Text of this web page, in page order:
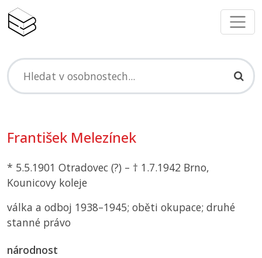
František Melezínek
* 5.5.1901 Otradovec (?) – † 1.7.1942 Brno,
Kounicovy koleje
válka a odboj 1938–1945; oběti okupace; druhé
stanné právo
národnost